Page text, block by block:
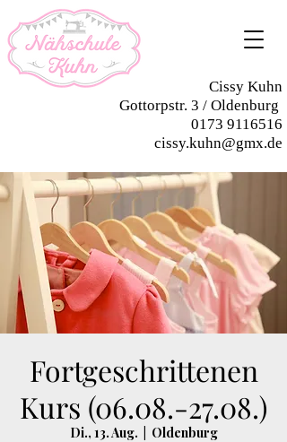
Cissy Kuhn
Gottorpstr. 3 / Oldenburg
0173 9116516
cissy.kuhn@gmx.de
Fortgeschrittenen
Kurs (06.08.-27.08.)
Di., 13. Aug.
Oldenburg